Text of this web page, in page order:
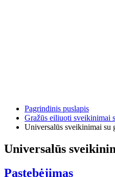
Pagrindinis puslapis
Gražūs eiliuoti sveikinimai
Universalūs sveikinimai su
Universalūs
Pastebėjimas